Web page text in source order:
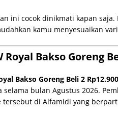
ini cocok dinikmati kapan
kamu menyesuaikan
Bakso Goreng
Bakso Goreng Beli 2
selama bulan Agustus 2026.
di Alfamidi yang